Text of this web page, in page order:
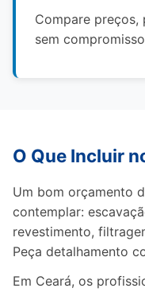
Compare preços,
sem
O Que Incluir
Um bom orçamento
contemplar:
revestimento,
Peça detalhamento
Em Ceará, os